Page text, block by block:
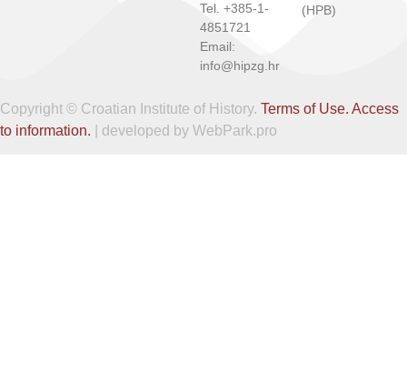
Tel. +385-1-
4851721
Email:
info@hipzg.hr
(HPB)
Copyright © Croatian Institute of History. Terms of Use. Access
to information. | developed by WebPark.pro